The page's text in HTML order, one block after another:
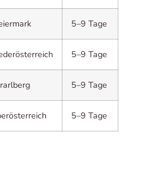
5–9 Tage
5–9 Tage
5–9 Tage
5–9 Tage